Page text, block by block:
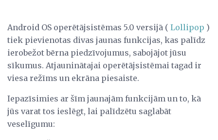
Android OS operētājsistēmas 5.0 versijā ( Lollipop )
tiek pievienotas divas jaunas funkcijas, kas palīdz
ierobežot bērna piedzīvojumus, sabojājot jūsu
sīkumus. Atjauninātajai operētājsistēmai tagad ir
viesa režīms un ekrāna piesaiste.
Iepazīsimies ar šīm jaunajām funkcijām un to, kā
jūs varat tos ieslēgt, lai palīdzētu saglabāt
veselīgumu: